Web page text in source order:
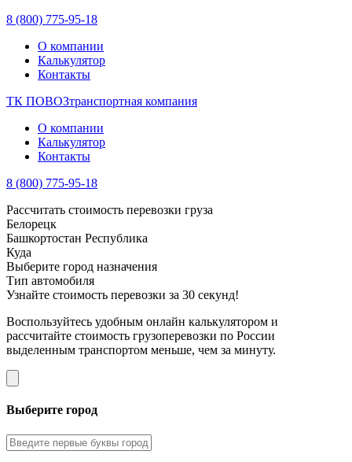
8 (800) 775-95-18
О компании
Калькулятор
Контакты
ТК ПОВОЗтранспортная компания
О компании
Калькулятор
Контакты
8 (800) 775-95-18
Рассчитать стоимость перевозки груза
Белорецк
Башкортостан Республика
Куда
Выберите город назначения
Тип автомобиля
Узнайте стоимость перевозки за 30 секунд!
Воспользуйтесь удобным онлайн калькулятором и
рассчитайте стоимость грузоперевозки по России
выделенным транспортом меньше, чем за минуту.
Выберите город